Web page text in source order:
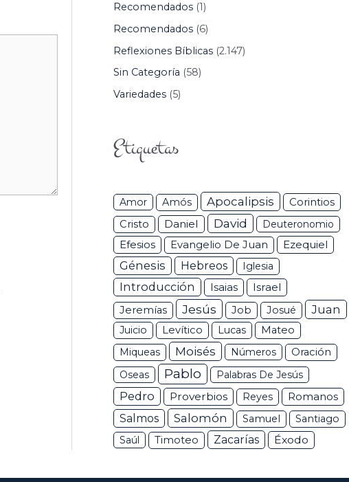
Recomendados(1)
Recomendados(6)
Reflexiones Bíblicas(2.147)
Sin Categoría (58)
Variedades(5)
Etiquetas
Amor Amós Apocalipsis Corintios
Cristo Daniel David Deuteronomio
Efesios Evangelio De Juan Ezequiel
Génesis Hebreos Iglesia
Introducción Isaias Israel
Jeremías Jesús Job Josué Juan
Juicio Levítico Lucas
Mateo
Miqueas
Moisés Números
Oración
Oseas
Pablo Palabras De Jesús
Pedro Proverbios Reyes
Romanos
Salmos
Salomón Samuel
Santiago
Saúl
Timoteo Zacarías Éxodo